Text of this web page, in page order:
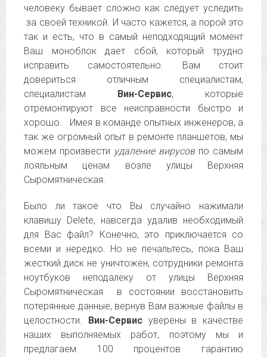
человеку бывает сложно как следует уследить
за своей техникой. И часто кажется, а порой это
так и есть, что в самый неподходящий момент
Ваш моноблок дает сбой, который трудно
исправить самостоятельно. Вам стоит
довериться отличным специалистам,
специалистам Вин-Сервис, которые
отремонтируют все неисправности быстро и
хорошо. Имея в команде опытных инженеров, а
так же огромный опыт в ремонте планшетов, мы
можем произвести удаление вирусовпо самым
лояльным ценам возле улицы Верхняя
Сыромятническая.
Было ли такое что Вы случайно нажимали
клавишу Delete, навсегда удалив необходимый
для Вас файл? Конечно, это приключается со
всеми и нередко. Но не печальтесь, пока Ваш
жесткий диск не уничтожен, сотрудники ремонта
ноутбуков неподалеку от улицы Верхняя
Сыромятническая в состоянии восстановить
потерянные данные, вернув Вам важные файлы в
целостности. Вин-Сервисуверены в качестве
наших выполняемых работ, поэтому мы и
предлагаем 100 процентов гарантию